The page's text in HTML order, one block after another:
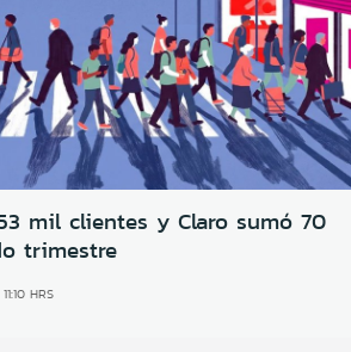
mil clientes y Claro sumó 70
trimestre
HRS